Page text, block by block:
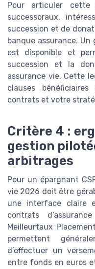
Pour articuler
successoraux,
succession et de
banque assurance.
est disponible et
succession et la
assurance vie. Cette
clauses
contrats et votre
Critère 4 :
gestion
arbitrages
Pour un épargnant
vie 2026 doit être
une interface claire
contrats
Meilleurtaux
permettent
d’effectuer un
entre fonds en euros